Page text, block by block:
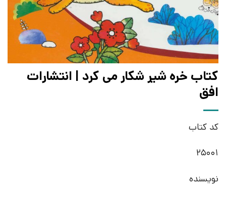
کتاب خره شیر شکار می کرد | انتشارات
افق
کد کتاب
25001
نویسنده